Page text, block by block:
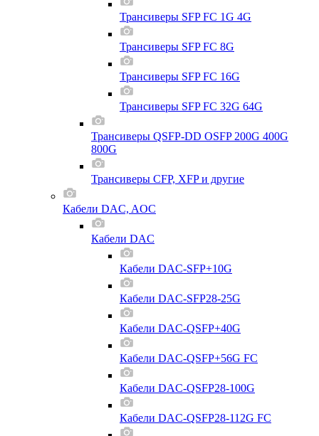
Трансиверы SFP FC 1G 4G
Трансиверы SFP FC 8G
Трансиверы SFP FC 16G
Трансиверы SFP FC 32G 64G
Трансиверы QSFP-DD OSFP 200G 400G
800G
Трансиверы CFP, XFP и другие
Кабели DAC, AOC
Кабели DAC
Кабели DAC-SFP+10G
Кабели DAC-SFP28-25G
Кабели DAC-QSFP+40G
Кабели DAC-QSFP+56G FC
Кабели DAC-QSFP28-100G
Кабели DAC-QSFP28-112G FC